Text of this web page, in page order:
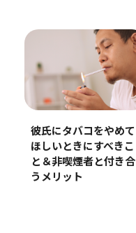
彼氏にタバコをやめて
ほしいときにすべきこ
と＆非喫煙者と付き合
うメリット